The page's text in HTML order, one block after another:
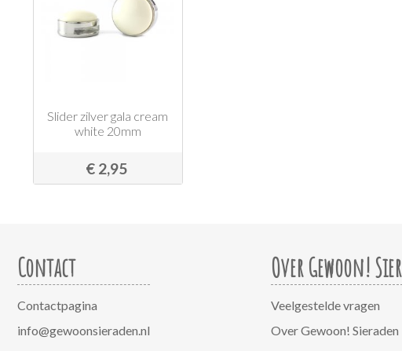
Slider zilver gala cream
white 20mm
€ 2,95
Contact
Contactpagina
info@gewoonsieraden.nl
Over Gewoon!
Veelgestelde vragen
Over Gewoon! Sieraden